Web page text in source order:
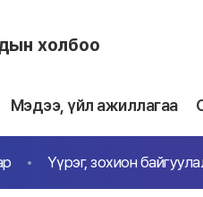
холбоо
Мэдээ, үйл ажиллагаа
Үүрэг, зохион